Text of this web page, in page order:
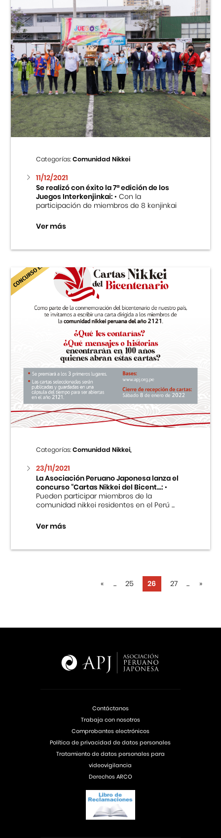
Categorías:Comunidad Nikkei
11/12/2021
Se realizó con éxito la 7ª edición de los
Juegos Interkenjinkai:• Con la
participación de miembros de 8 kenjinkai
Ver más
Categorías:Comunidad Nikkei,
23/11/2021
La Asociación Peruano Japonesa lanza el
concurso “Cartas Nikkei del Bicent...:•
Pueden participar miembros de la
comunidad nikkei residentes en el Perú ...
Ver más
« ... 25 26 27 ... »
Contáctanos
Trabaja con nosotros
Comprobantes electrónicos
Política de privacidad de datos personales
Tratamiento de datos personales para
videovigilancia
Derechos ARCO